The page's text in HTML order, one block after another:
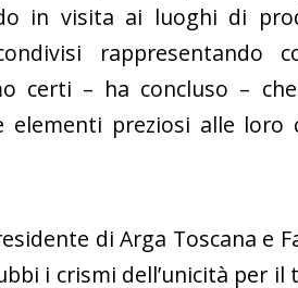
in visita ai luoghi di
rappresentando
certi – ha concluso –
elementi preziosi alle loro
di Arga Toscana e
i crismi dell’unicità per